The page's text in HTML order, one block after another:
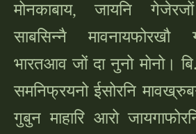
मोनकाबाय, जायनि गेजेरजों
साबसिन्नै मावनायफोरखौ
भारतआव जों दा नुनो मोनो।
समनिफ्रयनो ईसोरनि
गुबुन माहारि आरो